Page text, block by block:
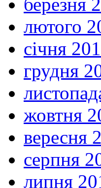
березня
лютого
січня
грудня
жовтня
вересня
серпня
липня